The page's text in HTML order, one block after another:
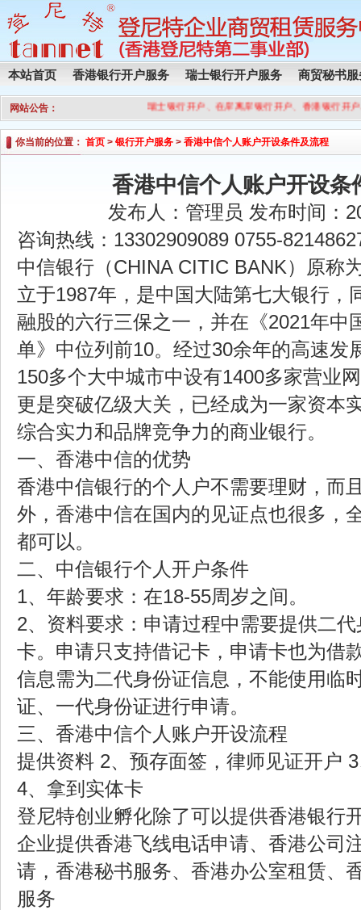
本站首页 香港银行开户服务 瑞士银行开户服务 商贸秘书服
网站公告： 瑞士银行开户、在岸离岸银行开户、香港银行开
你当前的位置： 首页 > 银行开户服务 > 香港中信个人账户开设条件及流程
香港中信个人账户开设条
发布人：管理员 发布时间：
咨询热线：13302909089 0755-
中信银行（CHINA CITIC BANK）原称
立于1987年，是中国大陆第七大银行，
融股的六行三保之一，并在《2021年中
单》中位列前10。经过30余年的高速发
150多个大中城市中设有1400多家营业
更是突破亿级大关，已经成为一家资本
综合实力和品牌竞争力的商业银行。
一、香港中信的优势
香港中信银行的个人户不需要理财，而
外，香港中信在国内的见证点也很多，
都可以。
二、中信银行个人开户条件
1、年龄要求：在18-55周岁之间。
2、资料要求：申请过程中需要提供二
卡。申请只支持借记卡，申请卡也为借
信息需为二代身份证信息，不能使用临
证、一代身份证进行申请。
三、香港中信个人账户开设流程
提供资料 2、预存面签，律师见证开户
4、拿到实体卡
登尼特创业孵化除了可以提供香港银行
企业提供香港飞线电话申请、香港公司
请，香港秘书服务、香港办公室租赁、
服务